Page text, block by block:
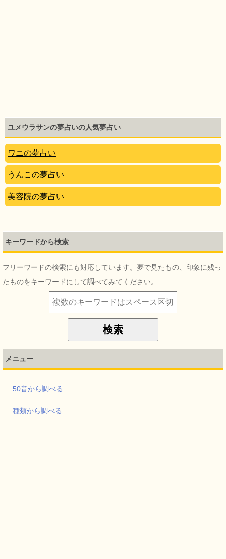
ユメウラサンの夢占いの人気夢占い
ワニの夢占い
うんこの夢占い
美容院の夢占い
キーワードから検索
フリーワードの検索にも対応しています。夢で見たもの、印象に残っ
たものをキーワードにして調べてみてください。
メニュー
50音から調べる
種類から調べる